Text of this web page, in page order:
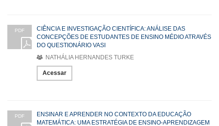
PDF
CIÊNCIA E INVESTIGAÇÃO CIENTÍFICA: ANÁLISE DAS
CONCEPÇÕES DE ESTUDANTES DE ENSINO MÉDIO ATRAVÉS
DO QUESTIONÁRIO VASI
NATHÁLIA HERNANDES TURKE
Acessar
PDF
ENSINAR E APRENDER NO CONTEXTO DA EDUCAÇÃO
MATEMÁTICA: UMA ESTRATÉGIA DE ENSINO-APRENDIZAGEM